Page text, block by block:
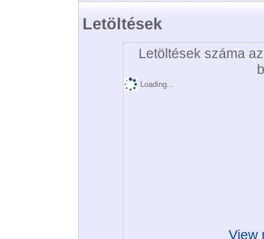
Letöltések
Letöltések száma
Loading...
View